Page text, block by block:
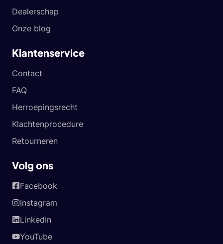
Dealerschap
Onze blog
Klantenservice
Contact
FAQ
Herroepingsrecht
Klachtenprocedure
Retourneren
Volg ons
Facebook
Instagram
LinkedIn
YouTube